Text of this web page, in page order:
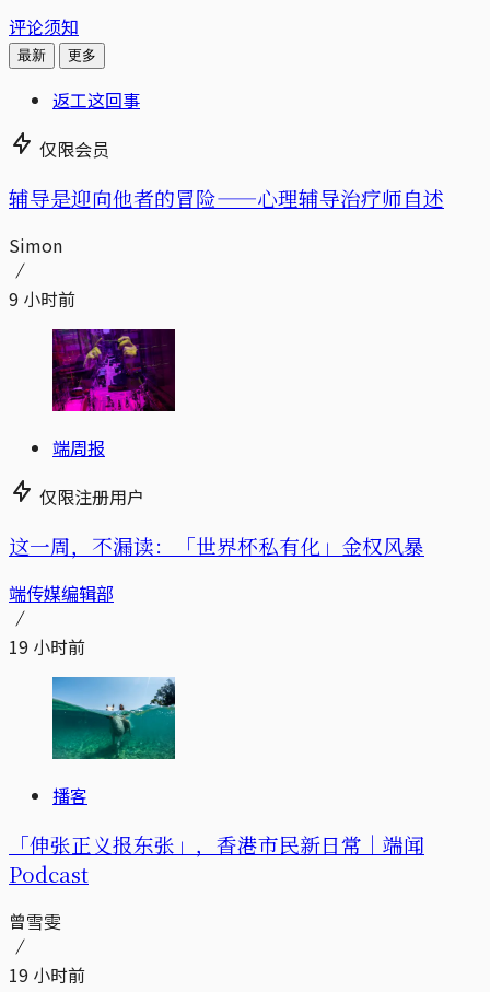
评论须知
最新 更多
返工这回事
仅限会员
辅导是迎向他者的冒险——心理辅导治疗师自述
Simon
9 小时前
端周报
仅限注册用户
这一周，不漏读：「世界杯私有化」金权风暴
端传媒编辑部
19 小时前
播客
「伸张正义报东张」，香港市民新日常｜端闻
Podcast
曾雪雯
19 小时前